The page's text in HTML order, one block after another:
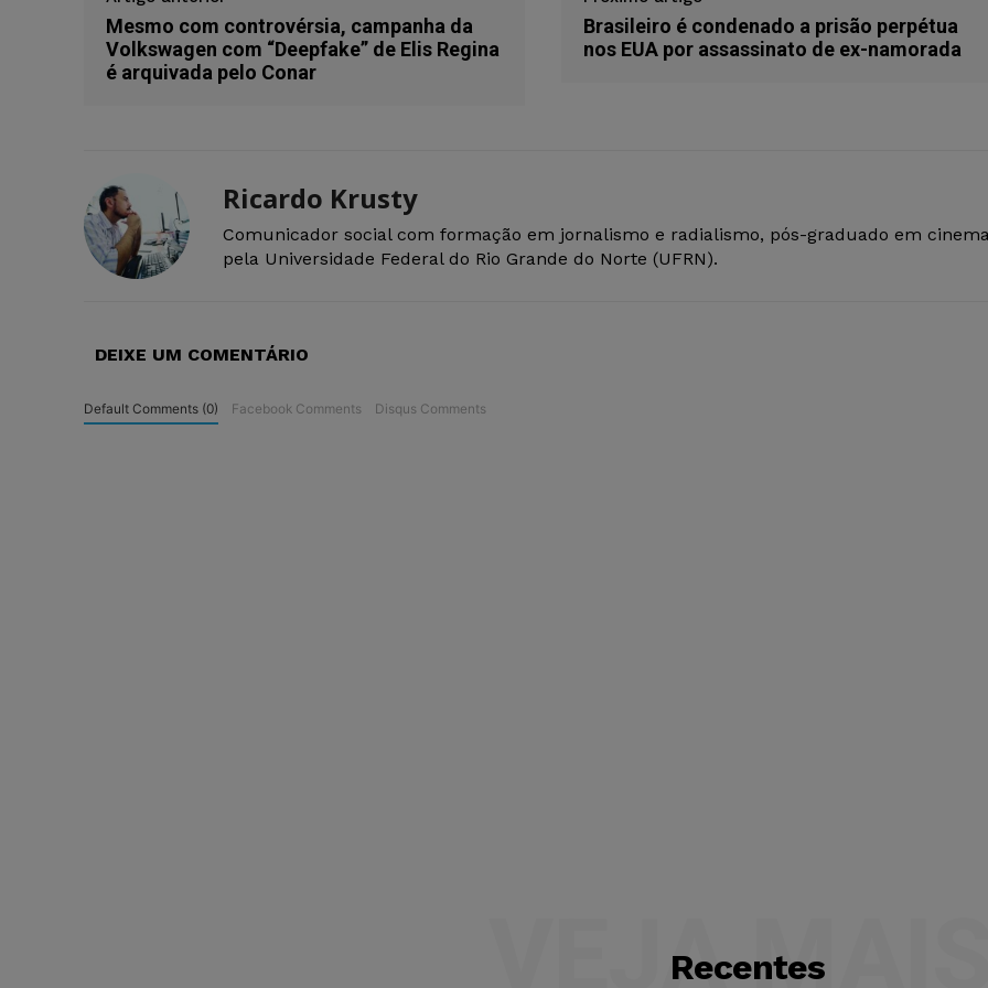
Mesmo com controvérsia, campanha da
Volkswagen com “Deepfake” de Elis Regina
é arquivada pelo Conar
Brasileiro é condenado a prisão perpétua
nos EUA por assassinato de ex-namorada
Ricardo Krusty
Comunicador social com formação em jornalismo e radialismo, pós-graduado em
pela Universidade Federal do Rio Grande do Norte (UFRN).
DEIXE UM COMENTÁRIO
Default Comments (0) Facebook Comments Disqus Comments
Recentes
VEJA